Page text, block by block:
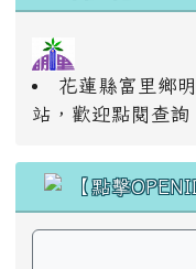
花蓮縣富里鄉
站，歡迎點閱查詢